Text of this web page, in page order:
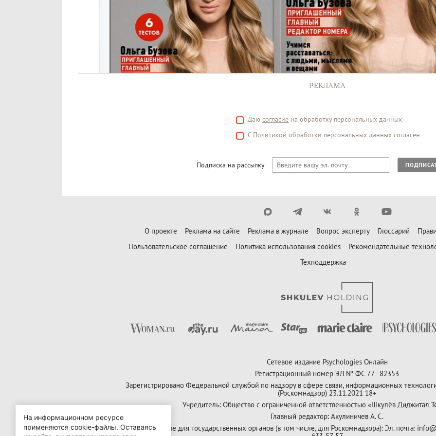
РЕКЛАМА
Даю согласие на обработку персональных данных
С Политикой обработки персональных данных согласен
Подписка на рассылку
О проекте Реклама на сайте Реклама в журнале Вопрос эксперту Глоссарий
Пользовательское соглашение
Политика использования cookies
Рекомендательные
Техподдержка
Сетевое издание Psychologies Онлайн
Регистрационный номер ЭЛ № ФС 77 - 82353
Зарегистрировано Федеральной службой по надзору в сфере связи, информационных
(Роскомнадзор) 23.11.2021 18+
Учредитель: Общество с ограниченной ответственностью «Шкулёв Диджитал
Главный редактор: Акулиничев А. С.
Контактные данные для государственных органов (в том числе, для Роскомнадзора): Эл. почта:
На информационном ресурсе
применяются cookie-файлы. Оставаясь